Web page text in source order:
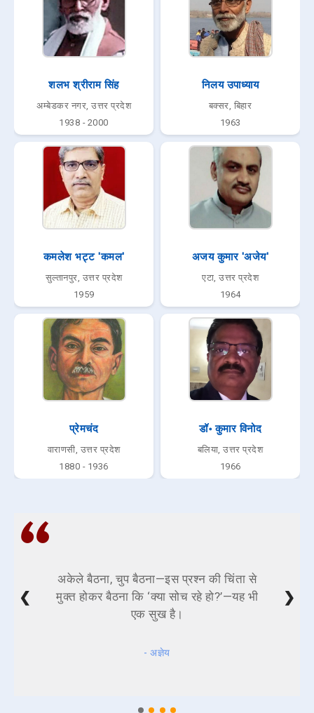
शलभ श्रीराम सिंह
अम्बेडकर नगर, उत्तर प्रदेश
1938 - 2000
निलय उपाध्याय
बक्सर, बिहार
1963
कमलेश भट्ट 'कमल'
सुल्तानपुर, उत्तर प्रदेश
1959
अजय कुमार 'अजेय'
एटा, उत्तर प्रदेश
1964
प्रेमचंद
वाराणसी, उत्तर प्रदेश
1880 - 1936
डॉ॰ कुमार विनोद
बलिया, उत्तर प्रदेश
1966
अकेले बैठना, चुप बैठना—इस प्रश्न की चिंता से
मुक्त होकर बैठना कि ‘क्या सोच रहे हो?’—यह भी
एक सुख है।
- अज्ञेय
❮ ❯